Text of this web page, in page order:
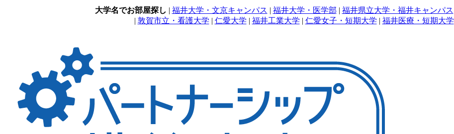
大学名でお部屋探し | 福井大学・文京キャンパス | 福井大学・医学部 | 福井県立大学・福井キャンパス
| 敦賀市立・看護大学 | 仁愛大学 | 福井工業大学 | 仁愛女子・短期大学 | 福井医療・短期大学